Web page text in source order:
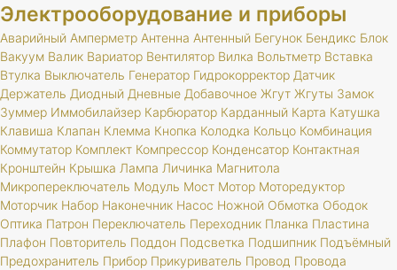
Электрооборудование и приборы
Аварийный Амперметр Антенна Антенный Бегунок Бендикс Блок
Вакуум Валик Вариатор Вентилятор Вилка Вольтметр Вставка
Втулка Выключатель Генератор Гидрокорректор Датчик
Держатель Диодный Дневные Добавочное Жгут Жгуты Замок
Зуммер Иммобилайзер Карбюратор Карданный Карта Катушка
Клавиша Клапан Клемма Кнопка Колодка Кольцо Комбинация
Коммутатор Комплект Компрессор Конденсатор Контактная
Кронштейн Крышка Лампа Личинка Магнитола
Микропереключатель Модуль Мост Мотор Моторедуктор
Моторчик Набор Наконечник Насос Ножной Обмотка Ободок
Оптика Патрон Переключатель Переходник Планка Пластина
Плафон Повторитель Поддон Подсветка Подшипник Подъёмный
Предохранитель Прибор Прикуриватель Провод Провода